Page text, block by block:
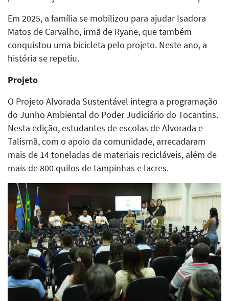
Em 2025, a família se mobilizou para ajudar Isadora
Matos de Carvalho, irmã de Ryane, que também
conquistou uma bicicleta pelo projeto. Neste ano, a
história se repetiu.
Projeto
O Projeto Alvorada Sustentável integra a programação
do Junho Ambiental do Poder Judiciário do Tocantins.
Nesta edição, estudantes de escolas de Alvorada e
Talismã, com o apoio da comunidade, arrecadaram
mais de 14 toneladas de materiais recicláveis, além de
mais de 800 quilos de tampinhas e lacres.